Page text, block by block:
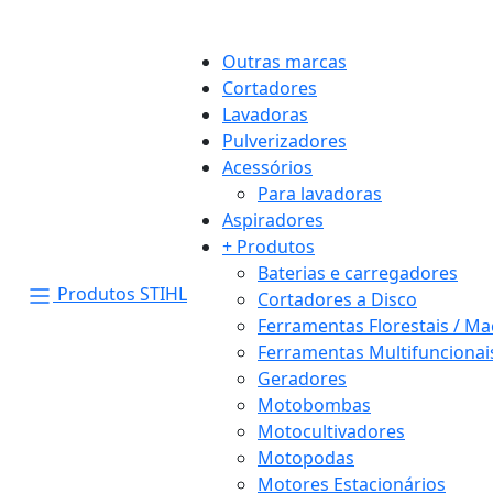
Produtos STIHL
Outras marcas
Cortadores
Lavadoras
Pulverizadores
Acessórios
Para lavadoras
Aspiradores
+ Produtos
Baterias e carregadores
Cortadores a Disco
Ferramentas Florestais /
Ferramentas
Geradores
Motobombas
Motocultivadores
Motopodas
Motores Estacionários